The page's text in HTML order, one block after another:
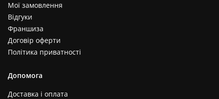
Мої замовлення
Відгуки
Франшиза
Договір оферти
Політика приватності
Допомога
Доставка і оплата